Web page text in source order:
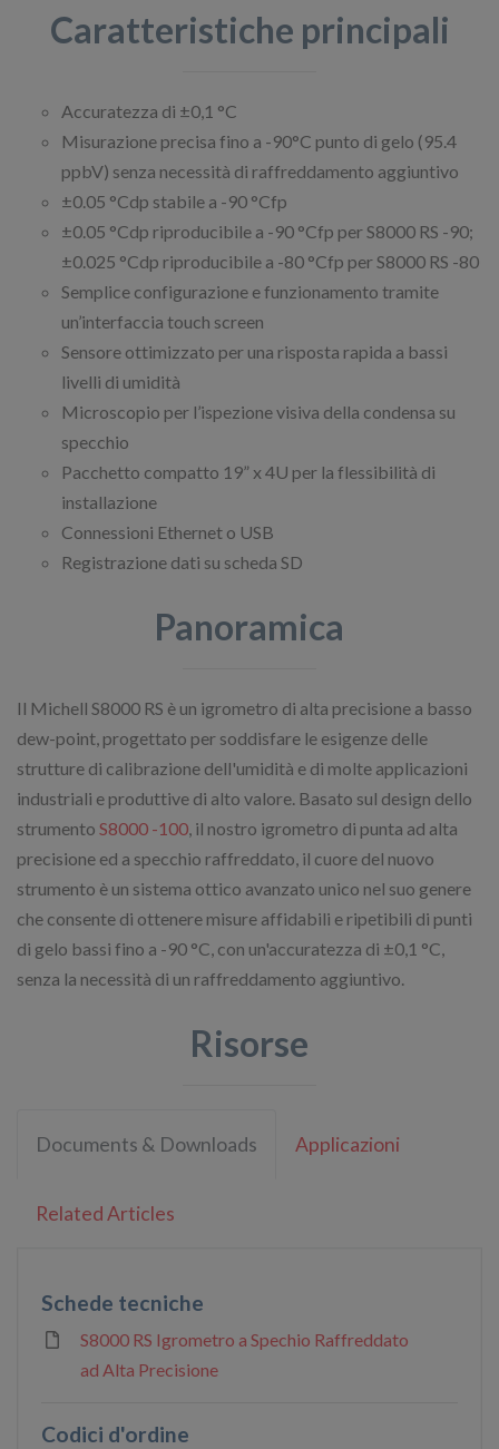
Caratteristiche principali
Accuratezza di ±0,1 °C
Misurazione precisa fino a -90°C punto di gelo (95.4
ppbV) senza necessità di raffreddamento aggiuntivo
±0.05 °Cdp stabile a -90 °Cfp
±0.05 °Cdp riproducibile a -90 °Cfp per S8000 RS -90;
±0.025 °Cdp riproducibile a -80 °Cfp per S8000 RS -80
Semplice configurazione e funzionamento tramite
un’interfaccia touch screen
Sensore ottimizzato per una risposta rapida a bassi
livelli di umidità
Microscopio per l’ispezione visiva della condensa su
specchio
Pacchetto compatto 19” x 4U per la flessibilità di
installazione
Connessioni Ethernet o USB
Registrazione dati su scheda SD
Panoramica
Il Michell S8000 RS è un igrometro di alta precisione a basso
dew-point, progettato per soddisfare le esigenze delle
strutture di calibrazione dell'umidità e di molte applicazioni
industriali e produttive di alto valore. Basato sul design dello
strumento S8000 -100, il nostro igrometro di punta ad alta
precisione ed a specchio raffreddato, il cuore del nuovo
strumento è un sistema ottico avanzato unico nel suo genere
che consente di ottenere misure affidabili e ripetibili di punti
di gelo bassi fino a -90 °C, con un'accuratezza di ±0,1 °C,
senza la necessità di un raffreddamento aggiuntivo.
Risorse
Documents & Downloads Applicazioni
Related Articles
Schede tecniche
S8000 RS Igrometro a Spechio Raffreddato
ad Alta Precisione
Codici d'ordine